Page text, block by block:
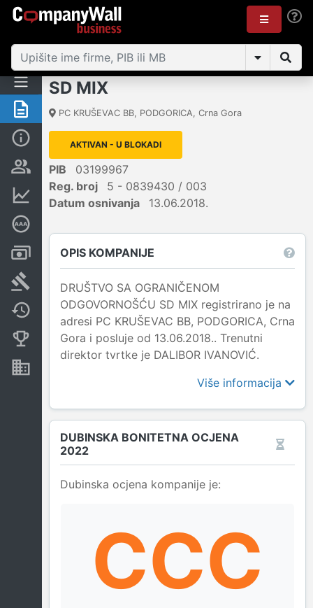
Sažetak
Osobe i vlasništvo
Finansijski podaci
Računi i blokade
Arhiva sudskih objava
Promjene
Konkurentne kompanije
SD MIX
PC KRUŠEVAC BB, PODGORICA, Crna Gora
AKTIVAN - U BLOKADI
PIB
03199967
Reg. broj
5 - 0839430 / 003
Datum osnivanja
13.06.2018.
OPIS KOMPANIJE
DRUŠTVO SA OGRANIČENOM
ODGOVORNOŠĆU SD MIX registrirano je na
adresi PC KRUŠEVAC BB, PODGORICA, Crna
Gora i posluje od 13.06.2018.. Trenutni
direktor tvrtke je DALIBOR IVANOVIĆ.
Više informacija
DUBINSKA BONITETNA OCJENA
2022
Dubinska ocjena kompanije je:
CCC